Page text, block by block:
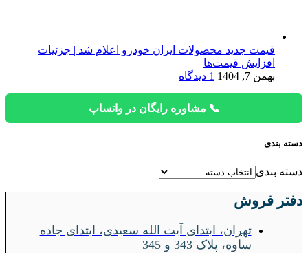
قیمت جدید محصولات ایران خودرو اعلام شد | جزئیات
افزایش قیمت‌ها
بهمن 7, 1404
1 دیدگاه
📞 مشاوره رایگان در واتساپ
دسته بندی
دسته بندی
دفتر فروش
تهران، ابتدای آیت الله سعیدی، ابتدای جاده
ساوه، پلاک 343 و 345